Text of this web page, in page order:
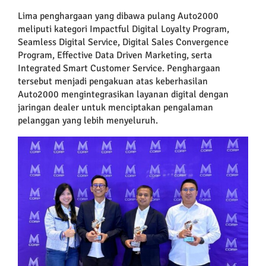
Lima penghargaan yang dibawa pulang Auto2000
meliputi kategori Impactful Digital Loyalty Program,
Seamless Digital Service, Digital Sales Convergence
Program, Effective Data Driven Marketing, serta
Integrated Smart Customer Service. Penghargaan
tersebut menjadi pengakuan atas keberhasilan
Auto2000 mengintegrasikan layanan digital dengan
jaringan dealer untuk menciptakan pengalaman
pelanggan yang lebih menyeluruh.